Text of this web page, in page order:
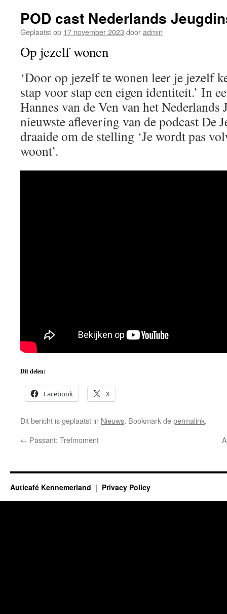
POD cast Nederlands
Geplaatst op 17 november 2023 dooradmin
Op jezelf wonen
‘Door op jezelf te wonen leer je jezelf
stap voor stap een eigen identiteit.’ In
Hannes van de Ven van het
nieuwste aflevering van de podcast De
draaide om de stelling ‘Je wordt pas
woont’.
Dit delen:
Facebook X
Dit bericht is geplaatst in Nieuws. Bookmark depermalink.
← Passant: Trefmoment
Auticafé Kennemerland Privacy Policy